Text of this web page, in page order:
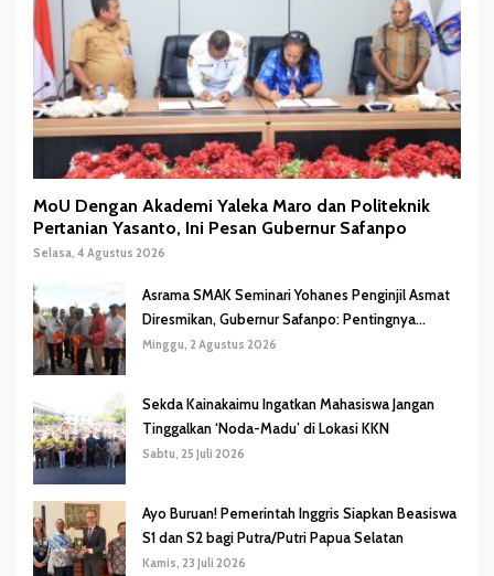
MoU Dengan Akademi Yaleka Maro dan Politeknik
Pertanian Yasanto, Ini Pesan Gubernur Safanpo
Selasa, 4 Agustus 2026
Asrama SMAK Seminari Yohanes Penginjil Asmat
Diresmikan, Gubernur Safanpo: Pentingnya
Pendidikan Karakter
Minggu, 2 Agustus 2026
Sekda Kainakaimu Ingatkan Mahasiswa Jangan
Tinggalkan ‘Noda-Madu’ di Lokasi KKN
Sabtu, 25 Juli 2026
Ayo Buruan! Pemerintah Inggris Siapkan Beasiswa
S1 dan S2 bagi Putra/Putri Papua Selatan
Kamis, 23 Juli 2026